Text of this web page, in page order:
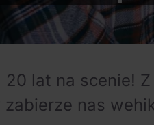
20 lat na scenie!
nas